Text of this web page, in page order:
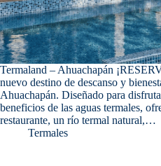
Termaland – Ahuachapán
nuevo destino de descanso y
Ahuachapán. Diseñado para
beneficios de las aguas termales,
restaurante, un río termal natural,…
Termales